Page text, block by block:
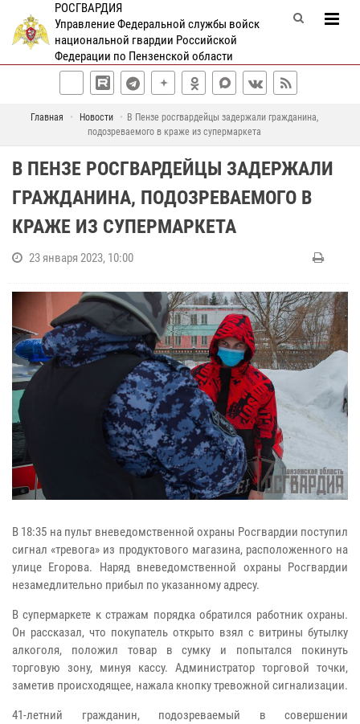
РОСГВАРДИЯ
Управление Федеральной службы войск
национальной гвардии Российской
Федерации по Пензенской области
Главная Новости
В Пензе росгвардейцы задержали гражданина,
подозреваемого в краже из супермаркета
В ПЕНЗЕ РОСГВАРДЕЙЦЫ ЗАДЕРЖАЛИ
ГРАЖДАНИНА, ПОДОЗРЕВАЕМОГО В
КРАЖЕ ИЗ СУПЕРМАРКЕТА
23 января 2023, 10:00
В 18:35 на пульт вневедомственной охраны Росгвардии поступил
сигнал «тревога» из продуктового магазина, расположенного на
улице Егорова. Наряд вневедомственной охраны Росгвардии
незамедлительно прибыл по указанному адресу.
В супермаркете к стражам порядка обратился работник охраны.
Он рассказал, что покупатель открыто взял с витрины бутылку
алкоголя, положил товар в сумку и попытался покинуть
торговую зону, минуя кассу. Администратор торговой точки,
заметив происходящее, нажала кнопку тревожной сигнализации.
41-летний гражданин, подозреваемый в совершении